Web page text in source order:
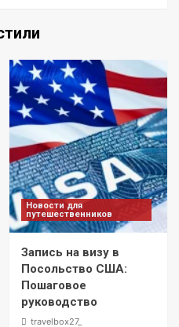
Новости для
путешественников
Запись на визу в
Посольство США:
Пошаговое
руководство
travelbox27_